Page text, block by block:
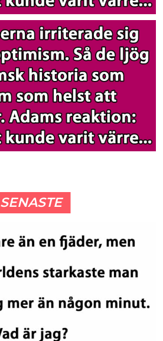
SENASTE